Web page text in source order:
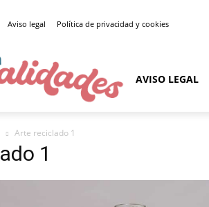
Aviso legal Política de privacidad y cookies
AVISO LEGAL
Arte reciclado 1
1